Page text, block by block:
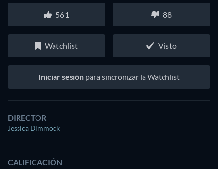
561 88
Watchlist Visto
Iniciar sesión para sincronizar la Watchlist
DIRECTOR
Jessica Dimmock
CALIFICACIÓN